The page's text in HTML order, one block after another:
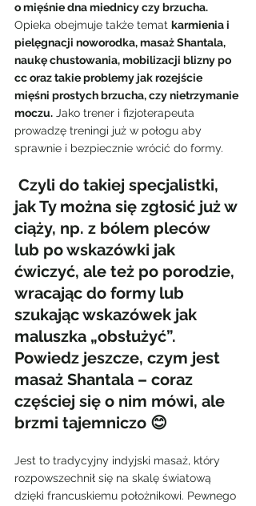
o mięśnie dna miednicy czy brzucha.
Opieka obejmuje także temat karmienia i
pielęgnacji noworodka, masaż Shantala,
naukę chustowania, mobilizacji blizny po
cc oraz takie problemy jak rozejście
mięśni prostych brzucha, czy nietrzymanie
moczu. Jako trener i fizjoterapeuta
prowadzę treningi już w połogu aby
sprawnie i bezpiecznie wrócić do formy.
jak Ty można się zgłosić już w
ciąży, np. z bólem pleców
lub po wskazówki jak
ćwiczyć, ale też po porodzie,
wracając do formy lub
szukając wskazówek jak
maluszka „obsłużyć”.
Powiedz jeszcze, czym jest
masaż Shantala – coraz
częściej się o nim mówi, ale
brzmi tajemniczo 😊
Jest to tradycyjny indyjski masaż, który
rozpowszechnił się na skalę światową
dzięki francuskiemu położnikowi. Pewnego